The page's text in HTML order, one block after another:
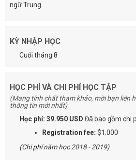
ngữ Trung
KỲ NHẬP HỌC
Cuối tháng 8
HỌC PHÍ VÀ CHI PHÍ HỌC TẬP
(Mang tính chất tham khảo, mời bạn liên
thông tin mới nhất)
Học phí: 39.950 USD Đã bao gồm chi
Registration fee: $1.000
(Chi phí năm học 2018 - 2019)